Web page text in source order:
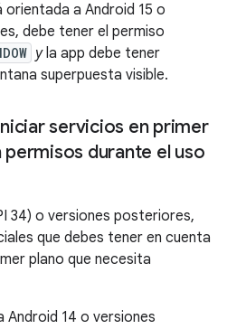
a Android 15 o
debe tener el permiso
yla app debe tener
superpuesta visible.
servicios en primer
durante el uso
34) o versiones posteriores,
que debes tener en cuenta
plano que necesita
14 o versiones